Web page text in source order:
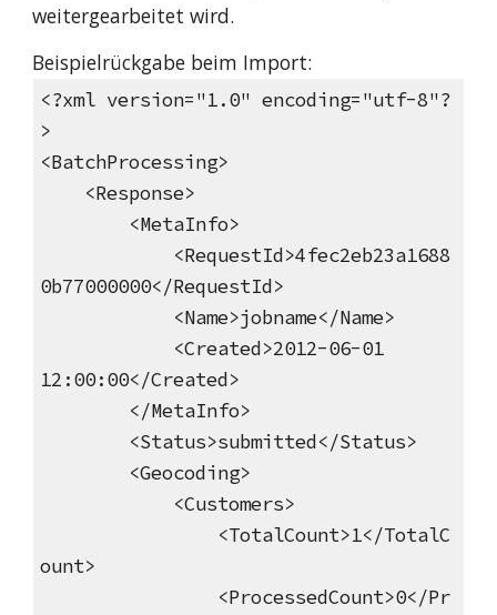
weitergearbeitet wird.
Beispielrückgabe beim Import:
<?xml version="1.0" encoding="utf-8"?
>
<BatchProcessing>
<Response>
<MetaInfo>
<RequestId>4fec2eb23a1688
0b77000000</RequestId>
<Name>jobname</Name>
<Created>2012-06-01
12:00:00</Created>
</MetaInfo>
<Status>submitted</Status>
<Geocoding>
<Customers>
<TotalCount>1</TotalC
ount>
<ProcessedCount>0</Pr